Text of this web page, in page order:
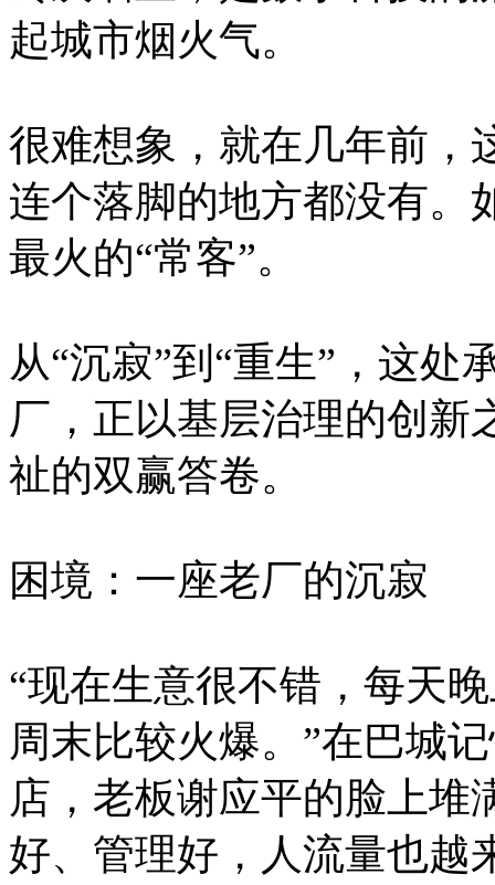
起城市烟火气。
很难想象，就在几年前，
连个落脚的地方都没有。
最火的“常客”。
从“沉寂”到“重生”，这处
厂，正以基层治理的创新
祉的双赢答卷。
困境：一座老厂的沉寂
“现在生意很不错，每天
周末比较火爆。”在巴城
店，老板谢应平的脸上堆
好、管理好，人流量也越